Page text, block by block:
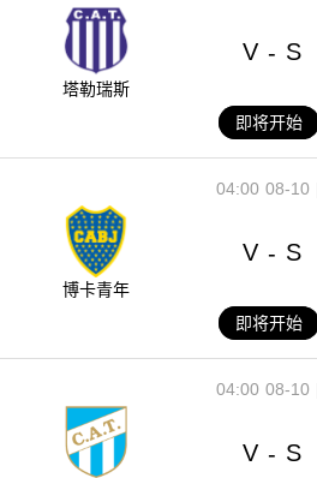
塔勒瑞斯
V - S
即将开始
08-10
04:00
博卡青年
V - S
即将开始
08-10
04:00
V - S